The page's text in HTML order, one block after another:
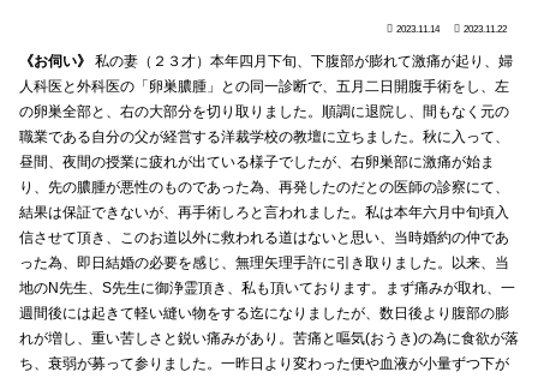
2023.11.14 2023.11.22
《お伺い》 私の妻（２３才）本年四月下旬、下腹部が膨れて激痛が起り、婦
人科医と外科医の「卵巣膿腫」との同一診断で、五月二日開腹手術をし、左
の卵巣全部と、右の大部分を切り取りました。順調に退院し、間もなく元の
職業である自分の父が経営する洋裁学校の教壇に立ちました。秋に入って、
昼間、夜間の授業に疲れが出ている様子でしたが、右卵巣部に激痛が始ま
り、先の膿腫が悪性のものであった為、再発したのだとの医師の診察にて、
結果は保証できないが、再手術しろと言われました。私は本年六月中旬頃入
信させて頂き、このお道以外に救われる道はないと思い、当時婚約の仲であ
った為、即日結婚の必要を感じ、無理矢理手許に引き取りました。以来、当
地のN先生、S先生に御浄霊頂き、私も頂いております。まず痛みが取れ、一
週間後には起きて軽い縫い物をする迄になりましたが、数日後より腹部の膨
れが増し、重い苦しさと鋭い痛みがあり。苦痛と嘔気(おうき)の為に食欲が落
ち、衰弱が募って参りました。一昨日より変わった便や血液が小量ずつ下が